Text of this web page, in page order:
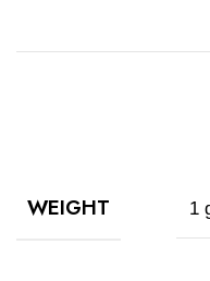
WEIGHT 1